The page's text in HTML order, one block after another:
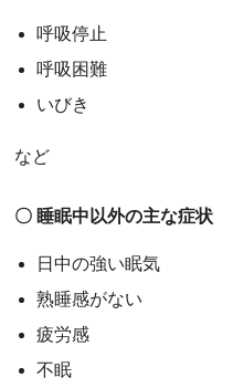
呼吸停止
呼吸困難
いびき
など
〇 睡眠中以外の主な症状
日中の強い眠気
熟睡感がない
疲労感
不眠